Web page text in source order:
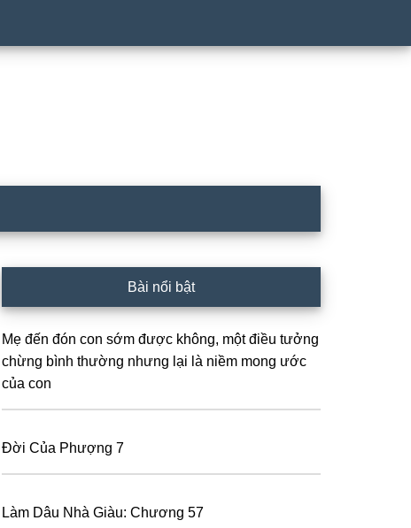
Sidebar
Bài nổi bật
Mẹ đến đón con sớm được không, một điều tưởng
chừng bình thường nhưng lại là niềm mong ước
của con
Đời Của Phượng 7
Làm Dâu Nhà Giàu: Chương 57